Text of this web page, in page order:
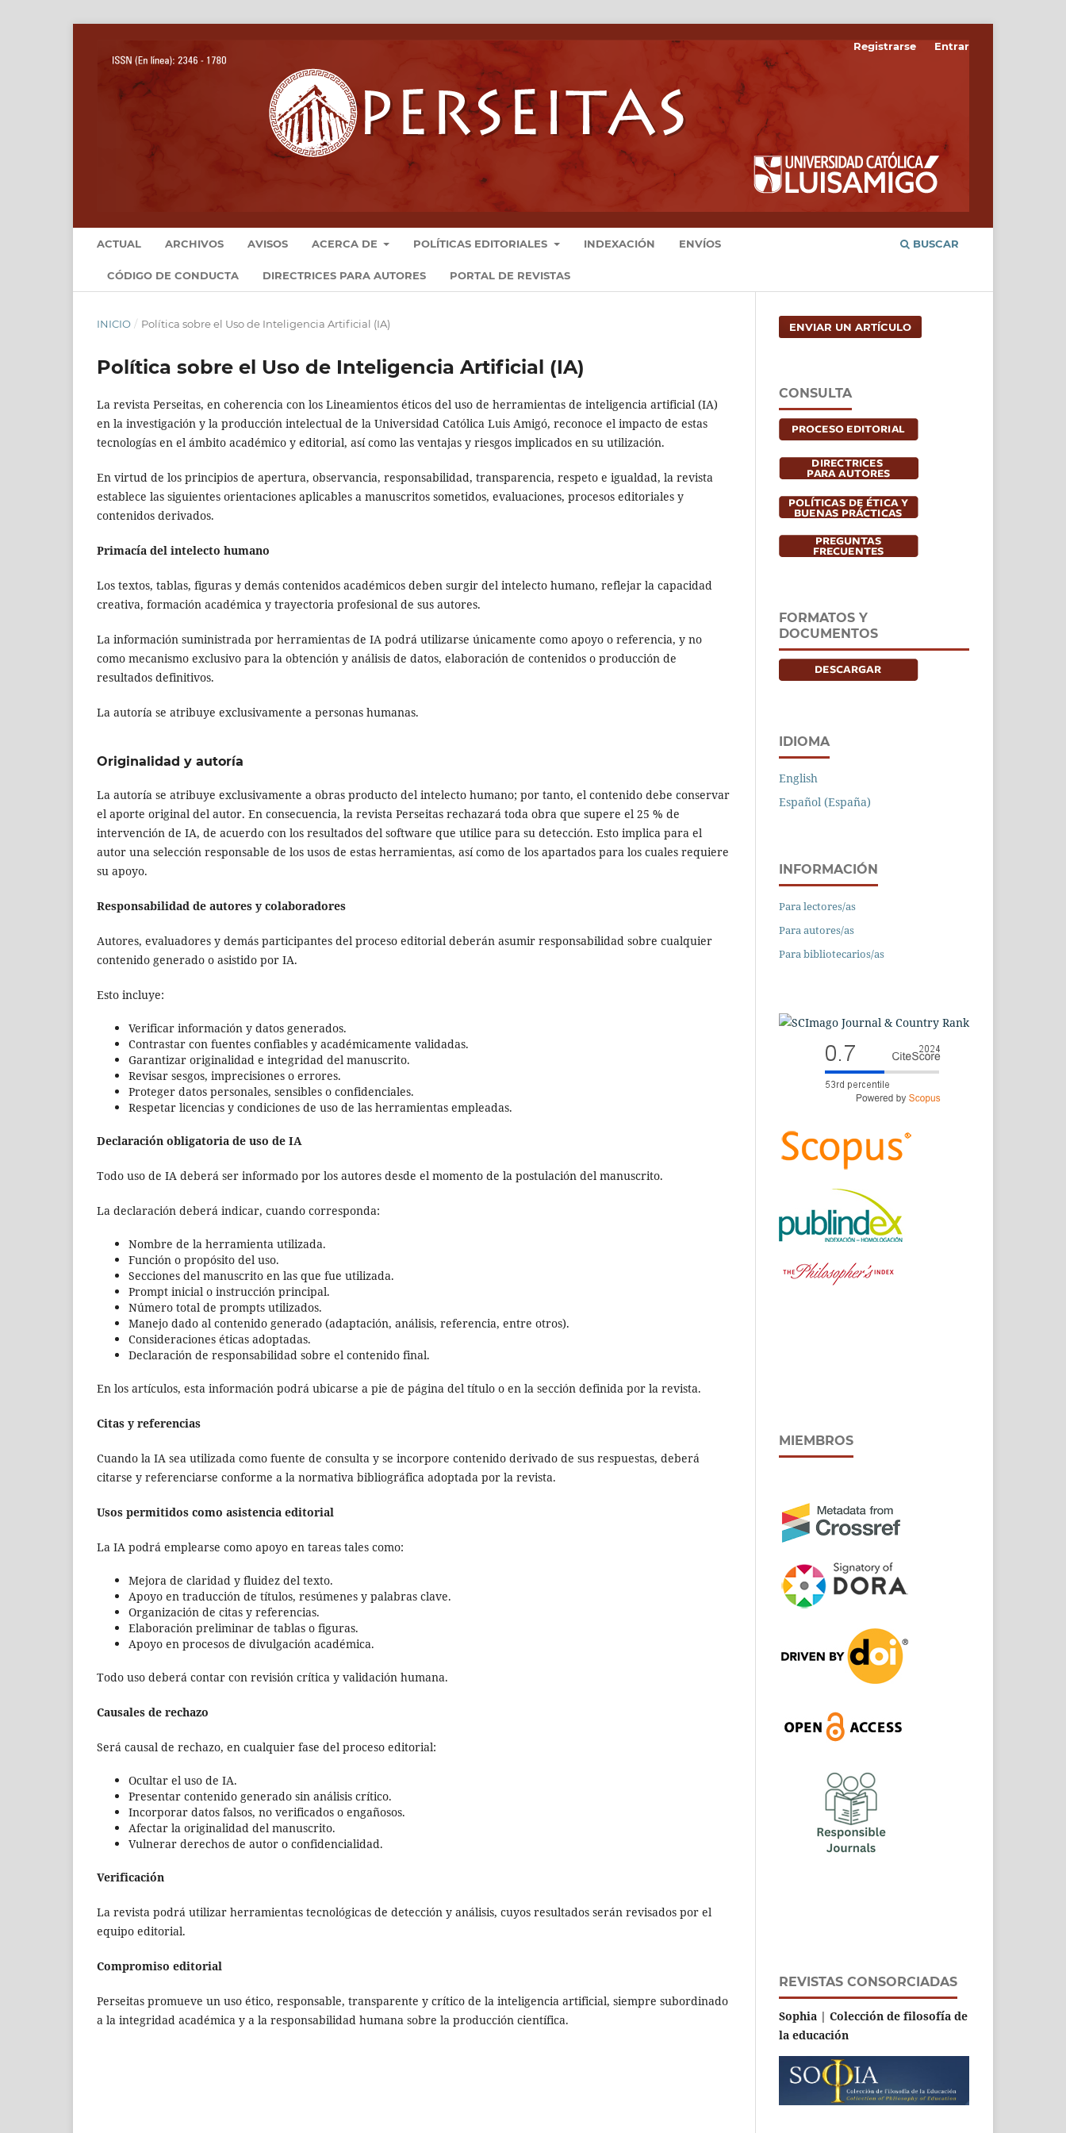
ACTUAL ARCHIVOS AVISOS ACERCA DE POLÍTICAS EDITORIALES INDEXACIÓN ENVÍOS
CÓDIGO DE CONDUCTA DIRECTRICES PARA AUTORES PORTAL DE REVISTAS
BUSCAR
Registrarse Entrar
INICIO / Política sobre el Uso de Inteligencia Artificial (IA)
Política sobre el Uso de Inteligencia Artificial (IA)
La revista Perseitas, en coherencia con los Lineamientos éticos del uso de herramientas de inteligencia artificial (IA)
en la investigación y la producción intelectual de la Universidad Católica Luis Amigó, reconoce el impacto de estas
tecnologías en el ámbito académico y editorial, así como las ventajas y riesgos implicados en su utilización.
En virtud de los principios de apertura, observancia, responsabilidad, transparencia, respeto e igualdad, la revista
establece las siguientes orientaciones aplicables a manuscritos sometidos, evaluaciones, procesos editoriales y
contenidos derivados.
Primacía del intelecto humano
Los textos, tablas, figuras y demás contenidos académicos deben surgir del intelecto humano, reflejar la capacidad
creativa, formación académica y trayectoria profesional de sus autores.
La información suministrada por herramientas de IA podrá utilizarse únicamente como apoyo o referencia, y no
como mecanismo exclusivo para la obtención y análisis de datos, elaboración de contenidos o producción de
resultados definitivos.
La autoría se atribuye exclusivamente a personas humanas.
Originalidad y autoría
La autoría se atribuye exclusivamente a obras producto del intelecto humano; por tanto, el contenido debe conservar
el aporte original del autor. En consecuencia, la revista Perseitas rechazará toda obra que supere el 25 % de
intervención de IA, de acuerdo con los resultados del software que utilice para su detección. Esto implica para el
autor una selección responsable de los usos de estas herramientas, así como de los apartados para los cuales requiere
su apoyo.
Responsabilidad de autores y colaboradores
Autores, evaluadores y demás participantes del proceso editorial deberán asumir responsabilidad sobre cualquier
contenido generado o asistido por IA.
Esto incluye:
Verificar información y datos generados.
Contrastar con fuentes confiables y académicamente validadas.
Garantizar originalidad e integridad del manuscrito.
Revisar sesgos, imprecisiones o errores.
Proteger datos personales, sensibles o confidenciales.
Respetar licencias y condiciones de uso de las herramientas empleadas.
Declaración obligatoria de uso de IA
Todo uso de IA deberá ser informado por los autores desde el momento de la postulación del manuscrito.
La declaración deberá indicar, cuando corresponda:
Nombre de la herramienta utilizada.
Función o propósito del uso.
Secciones del manuscrito en las que fue utilizada.
Prompt inicial o instrucción principal.
Número total de prompts utilizados.
Manejo dado al contenido generado (adaptación, análisis, referencia, entre otros).
Consideraciones éticas adoptadas.
Declaración de responsabilidad sobre el contenido final.
En los artículos, esta información podrá ubicarse a pie de página del título o en la sección definida por la revista.
Citas y referencias
Cuando la IA sea utilizada como fuente de consulta y se incorpore contenido derivado de sus respuestas, deberá
citarse y referenciarse conforme a la normativa bibliográfica adoptada por la revista.
Usos permitidos como asistencia editorial
La IA podrá emplearse como apoyo en tareas tales como:
Mejora de claridad y fluidez del texto.
Apoyo en traducción de títulos, resúmenes y palabras clave.
Organización de citas y referencias.
Elaboración preliminar de tablas o figuras.
Apoyo en procesos de divulgación académica.
Todo uso deberá contar con revisión crítica y validación humana.
Causales de rechazo
Será causal de rechazo, en cualquier fase del proceso editorial:
Ocultar el uso de IA.
Presentar contenido generado sin análisis crítico.
Incorporar datos falsos, no verificados o engañosos.
Afectar la originalidad del manuscrito.
Vulnerar derechos de autor o confidencialidad.
Verificación
La revista podrá utilizar herramientas tecnológicas de detección y análisis, cuyos resultados serán revisados por el
equipo editorial.
Compromiso editorial
Perseitas promueve un uso ético, responsable, transparente y crítico de la inteligencia artificial, siempre subordinado
a la integridad académica y a la responsabilidad humana sobre la producción científica.
ENVIAR UN ARTÍCULO
CONSULTA
FORMATOS Y
DOCUMENTOS
IDIOMA
English
Español (España)
INFORMACIÓN
Para lectores/as
Para autores/as
Para bibliotecarios/as
MIEMBROS
REVISTAS CONSORCIADAS
Sophia | Colección de filosofía de
la educación